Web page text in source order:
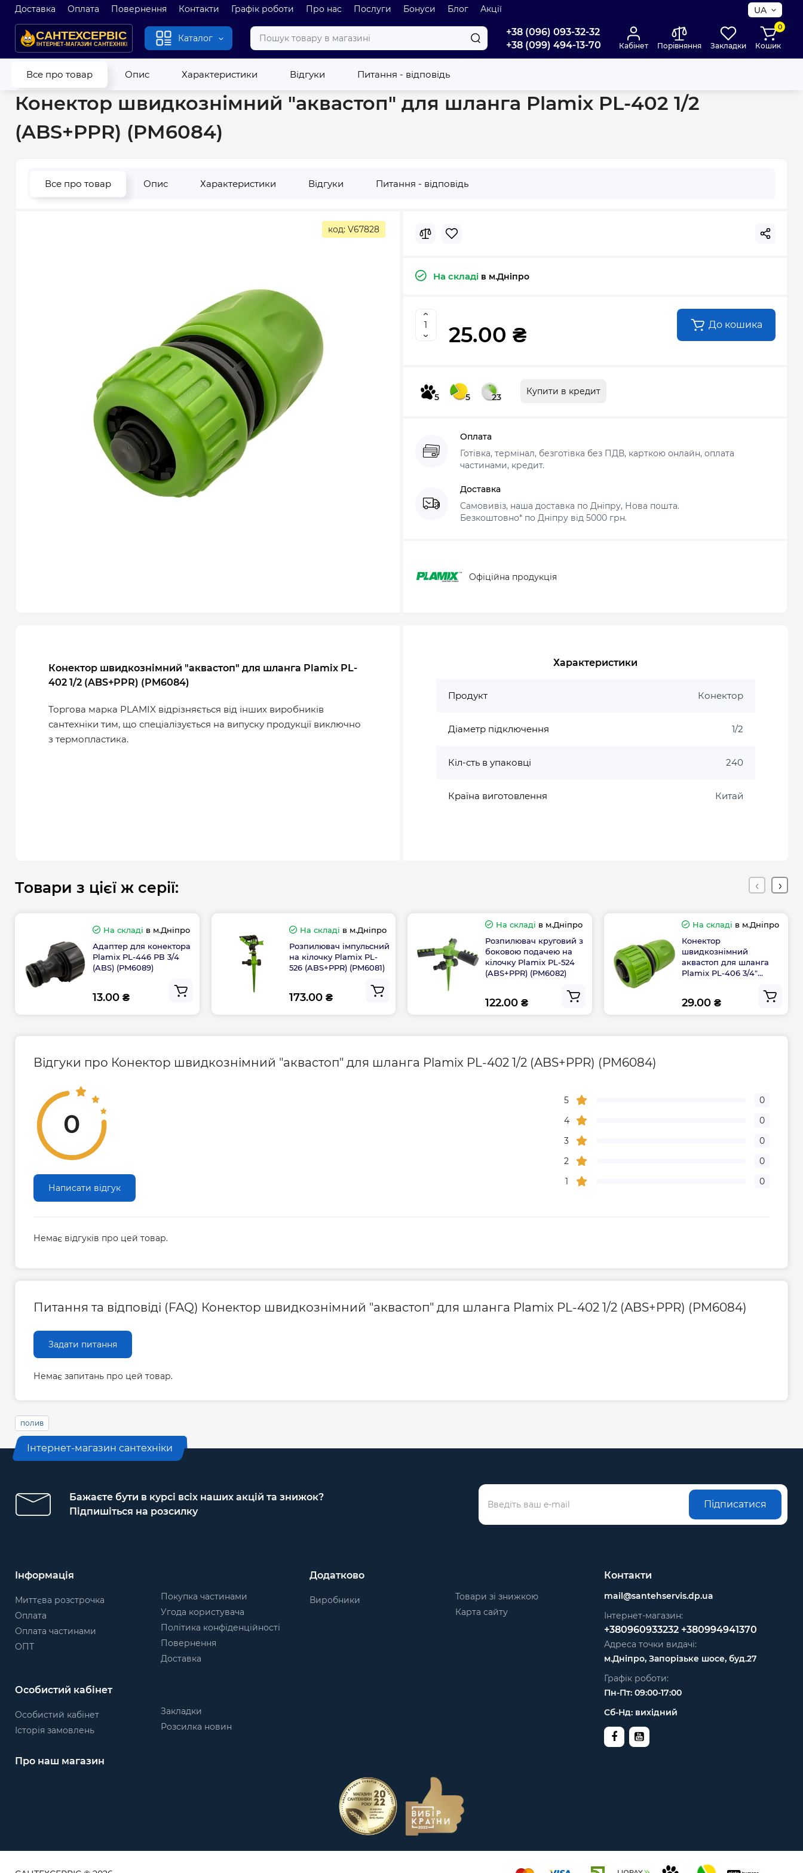
Доставка Оплата Повернення Контакти Графік роботи Про нас Послуги Бонуси Блог Акції UA
Каталог
+38 (096) 093-32-32
+38 (099) 494-13-70
Кабінет Порівняння Закладки
0
Кошик
Все про товар Опис Характеристики Відгуки Питання - відповідь
Головна Полив Фітинг для поливу Конектор швидкознімний "аквастоп" для шланга Plamix PL-402 1/2 (ABS+PPR) (PM6084)
Конектор швидкознімний "аквастоп" для шланга Plamix PL-402 1/2
(ABS+PPR) (PM6084)
Все про товар Опис Характеристики Відгуки Питання - відповідь
код: V67828
На складі в м.Дніпро
25.00 ₴ До кошика
5 5 23
Купити в кредит
Оплата
Готівка, термінал, безготівка без ПДВ, карткою онлайн, оплата
частинами, кредит.
Доставка
Самовивіз, наша доставка по Дніпру, Нова пошта.
Безкоштовно* по Дніпру від 5000 грн.
Офіційна продукція
Конектор швидкознімний "аквастоп" для шланга Plamix PL-
402 1/2 (ABS+PPR) (PM6084)
Торгова марка PLAMIX відрізняється від інших виробників
сантехніки тим, що спеціалізується на випуску продукції виключно
з термопластика.
Характеристики
Продукт Конектор
Діаметр підключення 1/2
Кіл-сть в упаковці 240
Країна виготовлення Китай
Товари з цієї ж серії:
На складі в м.Дніпро
Адаптер для конектора
Plamix PL-446 РВ 3/4
(ABS) (PM6089)
13.00 ₴
На складі в м.Дніпро
Розпилювач імпульсний
на кілочку Plamix PL-
526 (ABS+PPR) (PM6081)
173.00 ₴
На складі в м.Дніпро
Розпилювач круговий з
боковою подачею на
кілочку Plamix PL-524
(ABS+PPR) (PM6082)
122.00 ₴
На складі в м.Дніпро
Конектор
швидкознімний
аквастоп для шланга
Plamix PL-406 3/4"
29.00 ₴
Відгуки про Конектор швидкознімний "аквастоп" для шланга Plamix PL-402 1/2 (ABS+PPR) (PM6084)
0
Написати відгук
5
0
4
0
3
0
2
0
1
0
Немає відгуків про цей товар.
Питання та відповіді (FAQ) Конектор швидкознімний "аквастоп" для шланга Plamix PL-402 1/2 (ABS+PPR) (PM6084)
Задати питання
Немає запитань про цей товар.
полив
Інтернет-магазин сантехніки
Бажаєте бути в курсі всіх наших акцій та знижок?
Підпишіться на розсилку
Підписатися
Інформація
Миттєва розстрочка
Оплата
Оплата частинами
ОПТ
Покупка частинами
Угода користувача
Політика конфіденційності
Повернення
Доставка
Додатково
Виробники
Товари зі знижкою
Карта сайту
Особистий кабінет
Особистий кабінет
Історія замовлень
Закладки
Розсилка новин
Контакти
mail@santehservis.dp.ua
Інтернет-магазин:
+380960933232 +380994941370
Адреса точки видачі:
м.Дніпро, Запорізьке шосе, буд.27
Графік роботи:
Пн-Пт: 09:00-17:00
Сб-Нд: вихідний
Про наш магазин